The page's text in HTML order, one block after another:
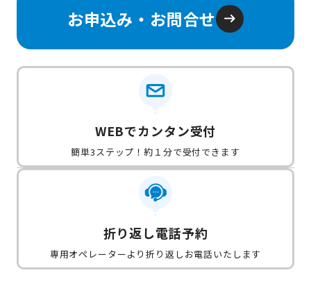
お申込み・お問合せ
WEBでカンタン受付
簡単3ステップ！約１分で受付できます
折り返し電話予約
専用オペレーターより折り返しお電話いたします